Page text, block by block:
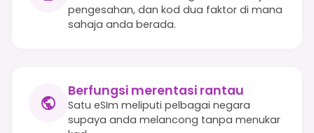
pengesahan, dan kod dua faktor di mana
sahaja anda berada.
Berfungsi merentasi rantau
Satu eSIm meliputi pelbagai negara
supaya anda melancong tanpa menukar